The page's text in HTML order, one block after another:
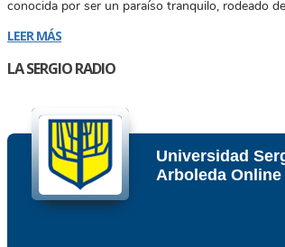
conocida por ser un paraíso tranquilo, rodeado de
LEER MÁS
LA SERGIO RADIO